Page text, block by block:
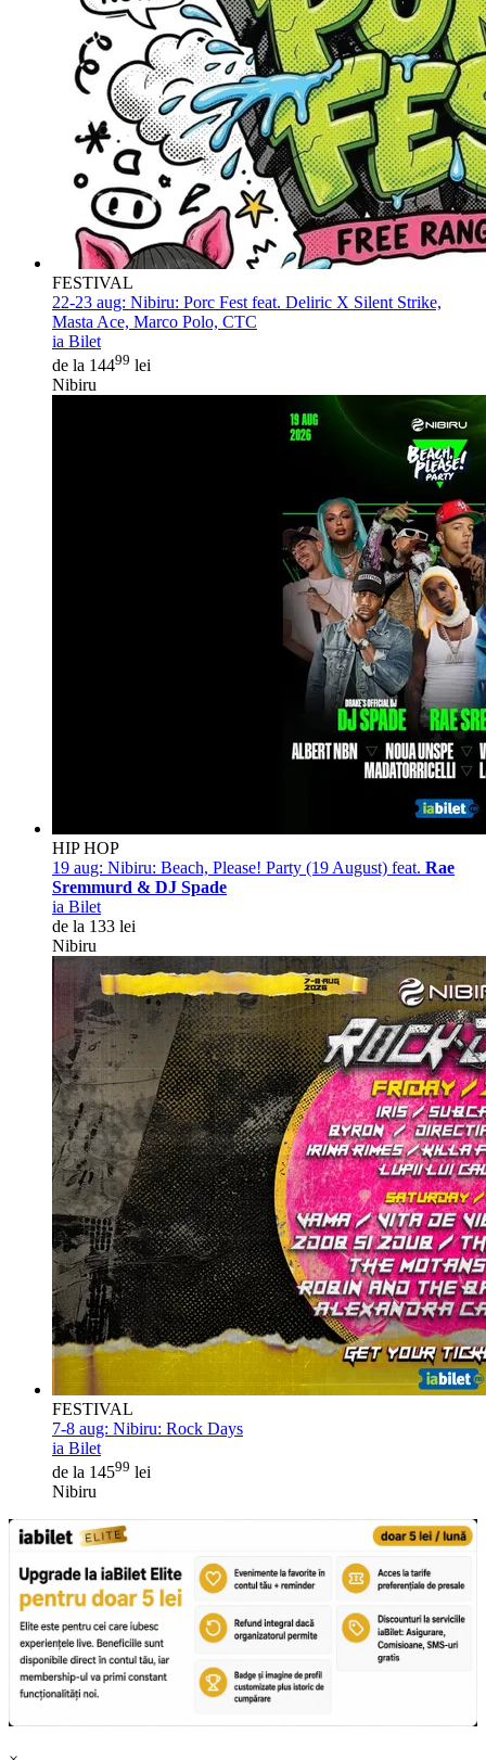
FESTIVAL
22-23 aug: Nibiru: Porc Fest feat. Deliric X Silent Strike,
Masta Ace, Marco Polo, CTC
ia Bilet
de la 14499 lei
Nibiru
HIP HOP
19 aug: Nibiru: Beach, Please! Party (19 August) feat. Rae
Sremmurd & DJ Spade
ia Bilet
de la 133 lei
Nibiru
FESTIVAL
7-8 aug: Nibiru: Rock Days
ia Bilet
de la 14599 lei
Nibiru